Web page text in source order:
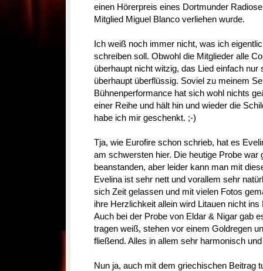
einen Hörerpreis eines Dortmunder
Mitglied Miguel Blanco verliehen wurde.
Ich weiß noch immer nicht, was ich
schreiben soll. Obwohl die Mitglieder alle
überhaupt nicht witzig, das Lied einfach
überhaupt überflüssig. Soviel zu meinem
Bühnenperformance hat sich wohl nichts
einer Reihe und hält hin und wieder die
habe ich mir geschenkt. ;-)
Tja, wie Eurofire schon schrieb, hat es
am schwersten hier. Die heutige Probe war
beanstanden, aber leider kann man mit
Evelina ist sehr nett und vorallem sehr
sich Zeit gelassen und mit vielen Fotos
ihre Herzlichkeit allein wird Litauen nicht ins
Auch bei der Probe von Eldar & Nigar gab
tragen weiß, stehen vor einem Goldregen
fließend. Alles in allem sehr harmonisch
Nun ja, auch mit dem griechischen Beitrag